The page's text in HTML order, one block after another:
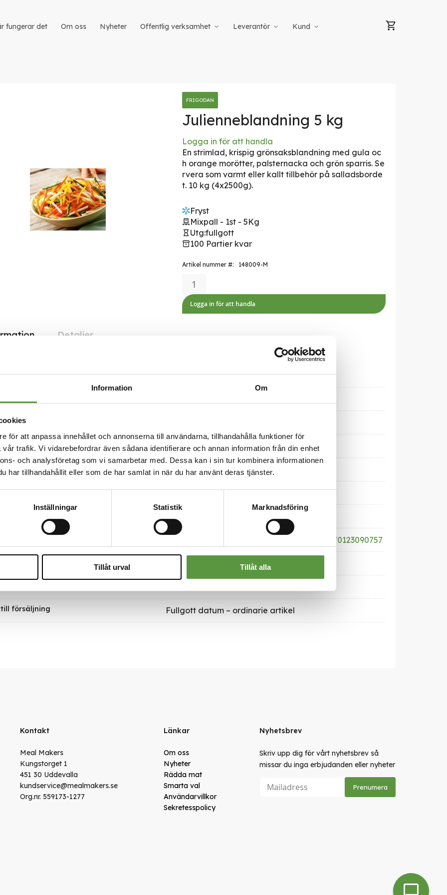
Information Om
för att anpassa innehållet och annonserna till användarna, tillhandahålla funktioner för
trafik. Vi vidarebefordrar även sådana identifierare och annan information från din enhet
och analysföretag som vi samarbetar med. Dessa kan i sin tur kombinera informationen
har tillhandahållit eller som de har samlat in när du har använt deras tjänster.
Inställningar Statistik Marknadsföring
Tillåt urval Tillåt alla
fungerar det Om oss Nyheter Offentlig verksamhet Leverantör Kund Min
Julienneblandning 5 kg
Logga in för att handla
En strimlad, krispig grönsaksblandning med gula oc
h orange morötter, palsternacka och grön sparris. Se
rvera som varmt eller kallt tillbehör på salladsborde
t. 10 kg (4x2500g).
Fryst
Mixpall - 1st - 5Kg
Utg:fullgott
100 Partier kvar
Artikel nummer 148009-M
Logga in för att handla
FRIGODAN
vikt per försäljning 5
enhet
kan levereras till Hela Sverige
per parti 1
försäljningsenhet 5kg
FRIGODAN
https://www.dabas.com/productsheet/00570123090757
försäljning Fullgott datum – ordinarie artikel
Detaljer
Nyhetsbrev
Skriv upp dig för vårt nyhetsbrev så
missar du inga erbjudanden eller nyheter
Länkar
Om oss
Nyheter
Rädda mat
Smarta val
Användarvillkor
Sekretesspolicy
Kontakt
Meal Makers
Kungstorget 1
451 30 Uddevalla
kundservice@mealmakers.se
Org.nr. 559173-1277